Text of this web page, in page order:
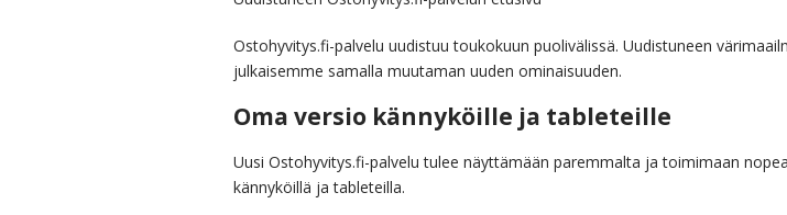
Ostohyvitys.fi-palvelu uudistuu toukokuun puolivälissä. Uudistuneen
julkaisemme samalla muutaman uuden ominaisuuden.
Oma versio kännyköille ja tableteille
Uusi Ostohyvitys.fi-palvelu tulee näyttämään paremmalta ja toimimaan
kännyköillä ja tableteilla.